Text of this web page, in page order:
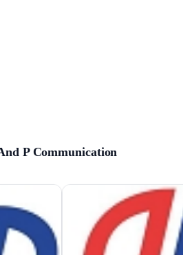
P Communication